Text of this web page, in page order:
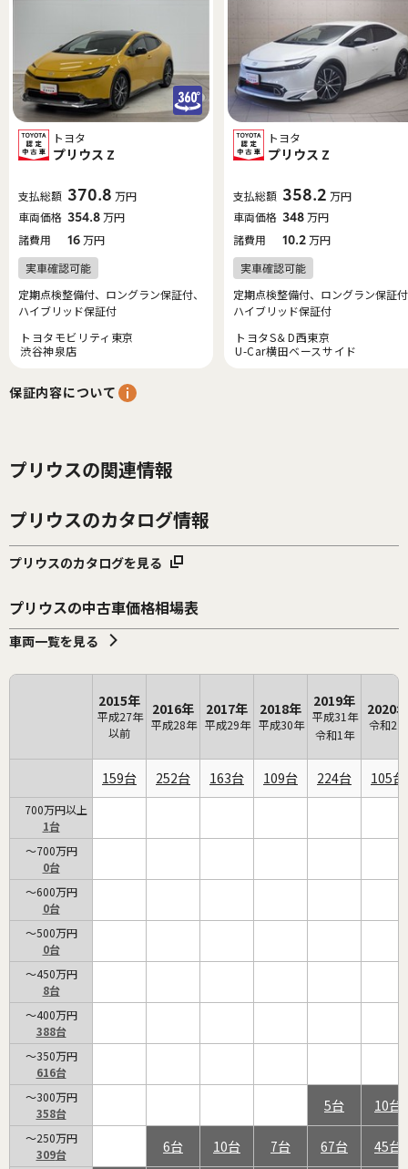
トヨタ
プリウス Z
支払総額 370.8 万円
車両価格 354.8万円
諸費用
16万円
定期点検整備付、ロングラン保証付、
ハイブリッド保証付
トヨタモビリティ東京
渋谷神泉店
トヨタ
プリウス Z
支払総額 358.2 万円
車両価格 348万円
諸費用
10.2万円
定期点検整備付、ロングラン保証
ハイブリッド保証付
トヨタS＆D西東京
U-Car横田ベースサイド
保証内容について
プリウスの関連情報
プリウスのカタログ情報
プリウスのカタログを見る
プリウスの中古車価格相場表
車両一覧を見る
2015年
平成27年
以前
2016年
平成28年
2017年
平成29年
2018年
平成30年
2019年
平成31年
令和1年
2020年
令和2年
159 252 163 109 224 105
700万円以上
1
～700万円
0
～600万円
0
～500万円
0
～450万円
8
～400万円
388
～350万円
616
～300万円
358
5 10
～250万円
309
6 10 7 67 45